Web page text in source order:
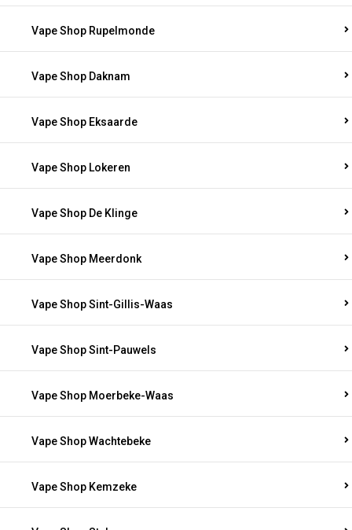
Vape Shop Rupelmonde
Vape Shop Daknam
Vape Shop Eksaarde
Vape Shop Lokeren
Vape Shop De Klinge
Vape Shop Meerdonk
Vape Shop Sint-Gillis-Waas
Vape Shop Sint-Pauwels
Vape Shop Moerbeke-Waas
Vape Shop Wachtebeke
Vape Shop Kemzeke